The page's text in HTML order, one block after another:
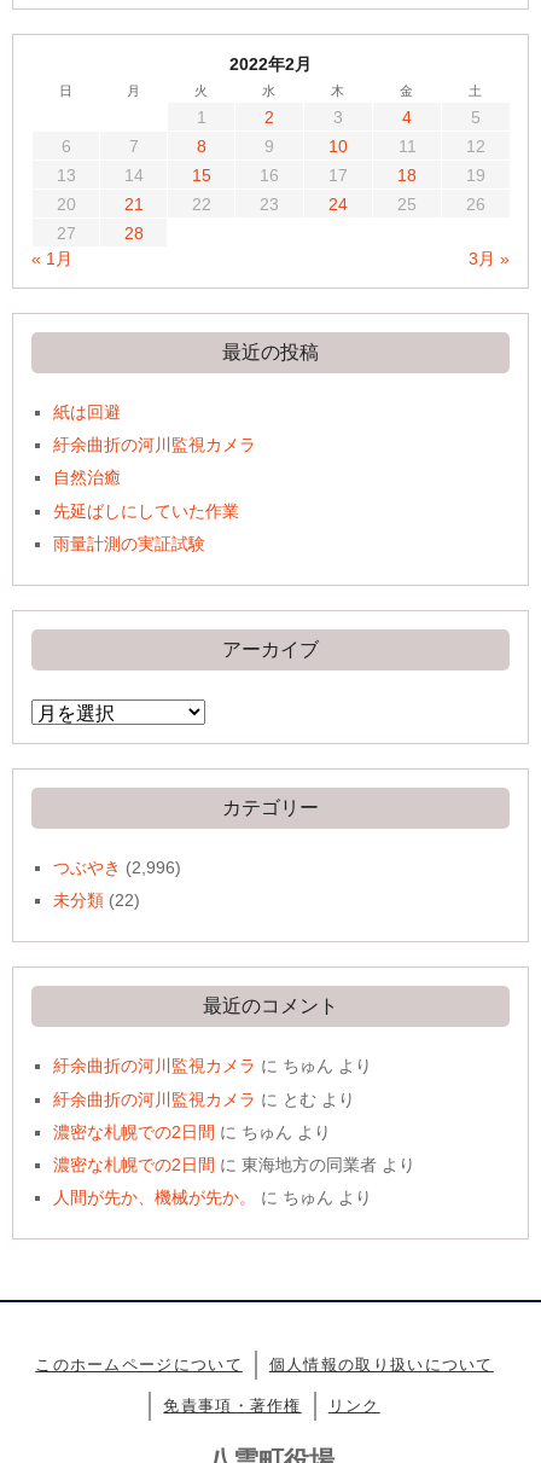
2022年2月
日 月 火 水 木 金 土
1 2 3 4
5
6
7 8 9 10 11
12
13
14 15 16 17 18
19
20
21 22 23 24 25
26
27
28
« 1月
3月 »
最近の投稿
紙は回避
紆余曲折の河川監視カメラ
自然治癒
先延ばしにしていた作業
雨量計測の実証試験
アーカイブ
ア
ー
イ
ブ
カテゴリー
つぶやき (2,996)
未分類 (22)
最近のコメント
紆余曲折の河川監視カメラ に ちゅん より
紆余曲折の河川監視カメラ に とむ より
濃密な札幌での2日間 に ちゅん より
濃密な札幌での2日間 に東海地方の同業者 より
人間が先か、機械が先か。
に ちゅん より
このホームページについて 個人情報の取り扱いについて
免責事項・著作権 リンク